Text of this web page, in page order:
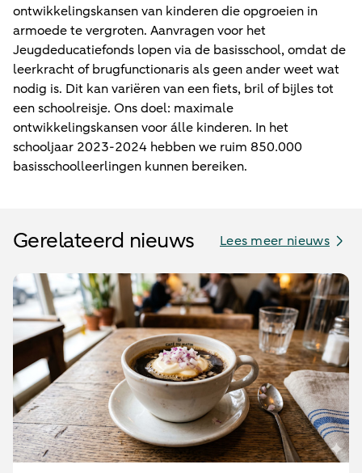
ontwikkelingskansen van kinderen die opgroeien in
armoede te vergroten. Aanvragen voor het
Jeugdeducatiefonds lopen via de basisschool, omdat de
leerkracht of brugfunctionaris als geen ander weet wat
nodig is. Dit kan variëren van een fiets, bril of bijles tot
een schoolreisje. Ons doel: maximale
ontwikkelingskansen voor álle kinderen. In het
schooljaar 2023-2024 hebben we ruim 850.000
basisschoolleerlingen kunnen bereiken.
Gerelateerd nieuws Lees meer nieuws